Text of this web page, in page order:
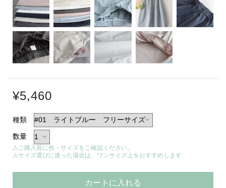
¥5,460
種類
数量
⚠ご購入前に色・サイズをご確認ください。
⚠サイズ選びに迷った場合は、ワンサイズ上をおすすめします
カートに入れる